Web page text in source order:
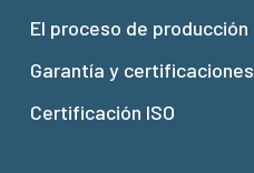
El proceso de producción
Garantía y certificaciones
Certificación ISO